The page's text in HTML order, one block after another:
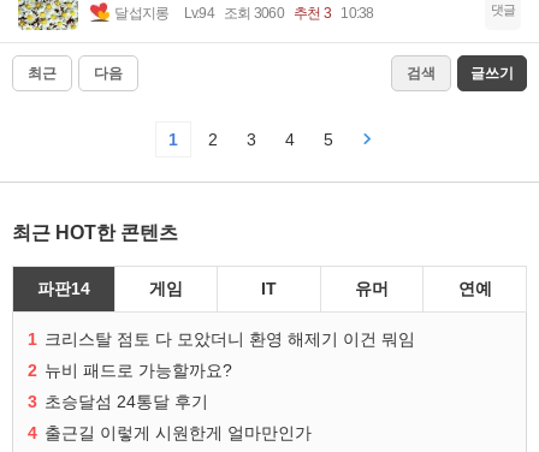
달섭지롱 Lv.94 조회 3060 추천 3 10:38 댓글
최근 다음 검색 글쓰기
1 2 3 4 5
최근 HOT한 콘텐츠
파판14 게임 IT 유머 연예
1 크리스탈 점토 다 모았더니 환영 해제기 이건 뭐임
2 뉴비 패드로 가능할까요?
3 초승달섬 24통달 후기
4 출근길 이렇게 시원한게 얼마만인가